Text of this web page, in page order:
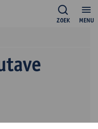
MENU
ZOEK